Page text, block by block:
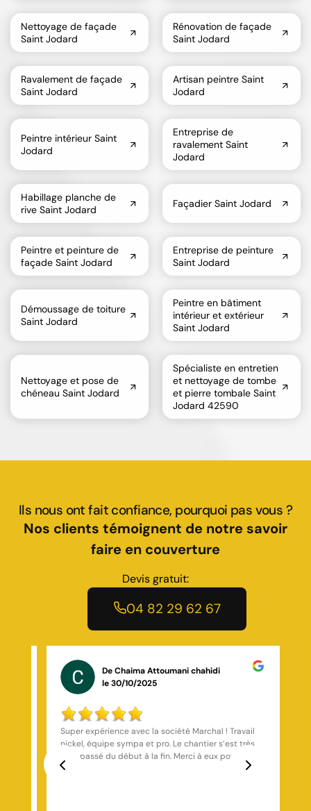
Nettoyage de façade
Saint Jodard
Rénovation de façade
Saint Jodard
Ravalement de façade
Saint Jodard
Artisan peintre Saint
Jodard
Peintre intérieur Saint
Jodard
Entreprise de
ravalement Saint
Jodard
Habillage planche de
rive Saint Jodard
Façadier Saint Jodard
Peintre et peinture de
façade Saint Jodard
Entreprise de peinture
Saint Jodard
Démoussage de toiture
Saint Jodard
Peintre en bâtiment
intérieur et extérieur
Saint Jodard
Nettoyage et pose de
chéneau Saint Jodard
Spécialiste en entretien
et nettoyage de tombe
et pierre tombale Saint
Jodard 42590
Ils nous ont fait confiance, pourquoi pas vous ?
Nos clients témoignent de notre savoir
faire en couverture
Devis gratuit:
04 82 29 62 67
De Chaima Attoumani chahidi
le 30/10/2025
Super expérience avec la société Marchal ! Travail
nickel, équipe sympa et pro. Le chantier s’est très
bien passé du début à la fin. Merci à eux pour leur
sérieux !